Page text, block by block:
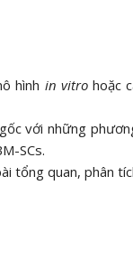
hình in vitrohoặc
với những
SCs.
tổng quan, phân